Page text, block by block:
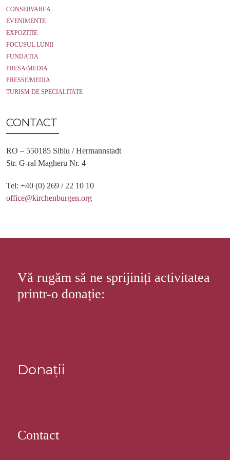
CONSERVAREA
EVENIMENTE
EXPOZIȚIE
FOCUSUL LUNII
FUNDAȚIA
PRESA/MEDIA
PRESSE/MEDIA
TURISM DE SPECIALITATE
CONTACT
RO – 550185 Sibiu / Hermannstadt
Str. G-ral Magheru Nr. 4
Tel: +40 (0) 269 / 22 10 10
office@kirchenburgen.org
Vă rugăm să ne sprijiniți activitatea
printr-o donație:
Donații
Contact